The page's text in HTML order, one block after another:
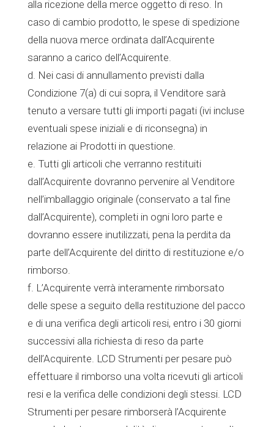
alla ricezione della merce oggetto di reso. In
caso di cambio prodotto, le spese di spedizione
della nuova merce ordinata dall’Acquirente
saranno a carico dell’Acquirente.
d. Nei casi di annullamento previsti dalla
Condizione 7(a) di cui sopra, il Venditore sarà
tenuto a versare tutti gli importi pagati (ivi incluse
eventuali spese iniziali e di riconsegna) in
relazione ai Prodotti in questione.
e. Tutti gli articoli che verranno restituiti
dall’Acquirente dovranno pervenire al Venditore
nell’imballaggio originale (conservato a tal fine
dall’Acquirente), completi in ogni loro parte e
dovranno essere inutilizzati, pena la perdita da
parte dell’Acquirente del diritto di restituzione e/o
rimborso.
f. L’Acquirente verrà interamente rimborsato
delle spese a seguito della restituzione del pacco
e di una verifica degli articoli resi, entro i 30 giorni
successivi alla richiesta di reso da parte
dell’Acquirente. LCD Strumenti per pesare può
effettuare il rimborso una volta ricevuti gli articoli
resi e la verifica delle condizioni degli stessi. LCD
Strumenti per pesare rimborserà l’Acquirente